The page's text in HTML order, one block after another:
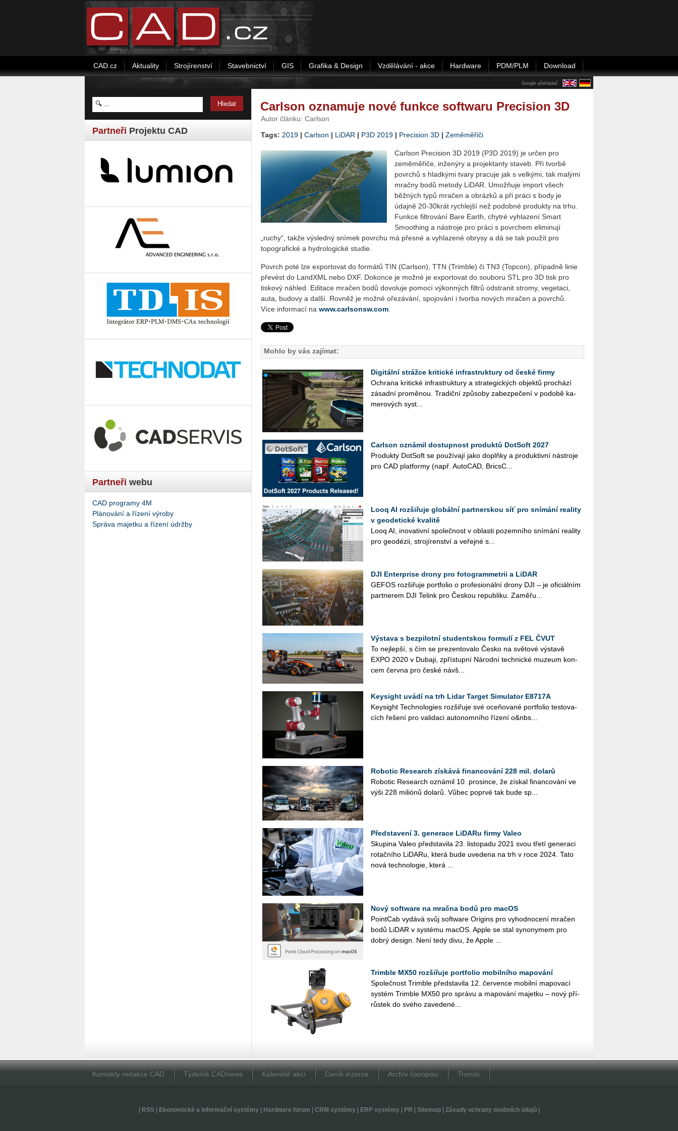
CAD.cz Aktuality Strojírenství Stavebnictví GIS Grafika & Design Vzdělávání - akce Hardware PDM/PLM Download
Google překladač:
Partneři Projektu CAD
Partneři webu
CAD programy 4M
Plánování a řízení výroby
Správa majetku a řízení údržby
Carlson oznamuje nové funkce softwaru Precision 3D
Autor článku: Carlson
Tags: 2019 | Carlson | LiDAR | P3D 2019 | Precision 3D | Zeměměřiči
Carlson Precision 3D 2019 (P3D 2019) je určen pro
zeměměřiče, inženýry a projektanty staveb. Při tvorbě
povrchů s hladkými tvary pracuje jak s velkými, tak malými
mračny bodů metody LiDAR. Umožňuje import všech
běžných typů mračen a obrázků a při práci s body je
údajně 20-30krát rychlejší než podobné produkty na trhu.
Funkce filtrování Bare Earth, chytré vyhlazení Smart
Smoothing a nástroje pro práci s povrchem eliminují
„ruchy“, takže výsledný snímek povrchu má přesné a vyhlazené obrysy a dá se tak použít pro
topografické a hydrologické studie.
Povrch poté lze exportovat do formátů TIN (Carlson), TTN (Trimble) či TN3 (Topcon), případně linie
převést do LandXML nebo DXF. Dokonce je možné je exportovat do souboru STL pro 3D tisk pro
tiskový náhled. Editace mračen bodů dovoluje pomocí výkonných filtrů odstranit stromy, vegetaci,
auta, budovy a další. Rovněž je možné ořezávání, spojování i tvorba nových mračen a povrchů.
Více informací na www.carlsonsw.com
Mohlo by vás zajímat:
Digitální strážce kritické infrastruktury od české firmy
Ochra­na kri­tic­ké in­frastruk­tu­ry a stra­te­gic­kých ob­jek­tů pro­chá­zí
zá­sad­ní pro­mě­nou. Tra­dič­ní způ­so­by za­bez­pe­če­ní v po­do­bě ka­
me­ro­vých sys­t...
Carlson oznámil dostupnost produktů DotSoft 2027
Pro­duk­ty Do­t­Soft se po­u­ží­va­jí jako doplňky a pro­duk­tiv­ní ná­stro­je
pro CAD plat­for­my (např. Au­to­CAD, Brics­C...
Looq AI rozšiřuje globální partnerskou síť pro snímání reality
v geodetické kvalitě
Looq AI, ino­va­tiv­ní spo­leč­nost v ob­las­ti po­zem­ní­ho sní­má­ní re­a­li­ty
pro geo­dé­zii, stro­jí­ren­ství a ve­řej­né s...
DJI Enterprise drony pro fotogrammetrii a LiDAR
GEFOS roz­ši­řu­je port­fo­lio o pro­fe­si­o­nál­ní drony DJI – je ofi­ci­ál­ním
part­ne­rem DJI Te­link pro Čes­kou re­pub­li­ku. Za­mě­řu­...
Výstava s bezpilotní studentskou formulí z FEL ČVUT
To nej­lep­ší, s čím se pre­zen­to­va­lo Česko na svě­to­vé vý­sta­vě
EXPO 2020 v Du­ba­ji, zpří­stup­ní Ná­rod­ní tech­nic­ké mu­ze­um kon­
cem červ­na pro české ná­vš...
Keysight uvádí na trh Lidar Target Simulator E8717A
Key­si­ght Tech­no­lo­gies roz­ši­řu­je své oce­ňo­va­né port­fo­lio tes­to­va­
cích ře­še­ní pro va­li­da­ci au­to­nomní­ho ří­ze­ní o&nbs...
Robotic Research získává financování 228 mil. dolarů
Ro­bo­tic Re­search ozná­mi­l 10. pro­sin­ce, že zís­ka­l fi­nan­co­vá­ní ve
výši 228 miliónů do­la­rů. Vůbec po­pr­vé tak bude sp...
Představení 3. generace LiDARu firmy Valeo
Sku­pi­na Valeo před­sta­vi­la 23. lis­to­pa­du 2021 svou třetí ge­ne­ra­ci
ro­tač­ní­ho Li­DA­Ru, která bude uve­de­na na trh v roce 2024. Tato
nová tech­no­lo­gie, která ...
Nový software na mračna bodů pro macOS
Point­Cab vy­dá­vá svůj soft­ware Ori­gins pro vy­hod­no­ce­ní mra­čen
bodů LiDAR v sys­té­mu macOS. Apple se stal sy­no­ny­mem pro
dobrý de­sign. Není tedy divu, že Apple ...
Trimble MX50 rozšiřuje portfolio mobilního mapování
Spo­leč­nost Trim­ble před­sta­vi­la 12. čer­ven­ce mo­bil­ní ma­po­va­cí
sys­tém Trim­ble MX50 pro sprá­vu a ma­po­vá­ní ma­jet­ku – nový pří­
růs­tek do svého za­ve­de­né­...
Kontakty redakce CAD Týdeník CADnews Kalendář akcí Ceník inzerce Archív časopisu Trends
RSS| Ekonomické a informační systémy| Hardware forum CRM systémy| ERP systémy| PR Sitemap| Zásady ochrany osobních údajů|